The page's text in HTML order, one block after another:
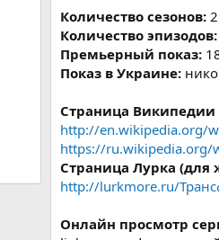
Количество сезонов: 2
Количество эпизодов:
Премьерный показ:
Показ в Украине:
Страница
http://en.wikipedia.org/
https://ru.wikipedia.org/
Страница Лурка (для
http://lurkmore.ru/
Онлайн просмотр